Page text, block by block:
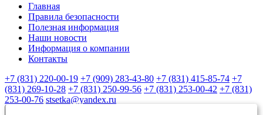
Главная
Правила безопасности
Полезная информация
Наши новости
Информация о компании
Контакты
+7 (831) 220-00-19 +7 (909) 283-43-80 +7 (831) 415-85-74 +7
(831) 269-10-28 +7 (831) 250-99-56 +7 (831) 253-00-42 +7 (831)
253-00-76 stsetka@yandex.ru